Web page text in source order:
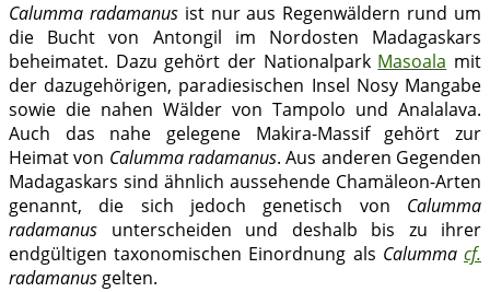
Calumma radamanus ist nur aus Regenwäldern rund um
die Bucht von Antongil im Nordosten Madagaskars
beheimatet. Dazu gehört der Nationalpark Masoala mit
der dazugehörigen, paradiesischen Insel Nosy Mangabe
sowie die nahen Wälder von Tampolo und Analalava.
Auch das nahe gelegene Makira-Massif gehört zur
Heimat von Calumma radamanus. Aus anderen Gegenden
Madagaskars sind ähnlich aussehende Chamäleon-Arten
genannt, die sich jedoch genetisch von Calumma
radamanus unterscheiden und deshalb bis zu ihrer
endgültigen taxonomischen Einordnung als Calummacf.
radamanus gelten.